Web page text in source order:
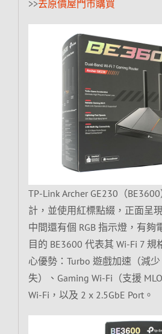
>>去原價屋門市購買
TP-Link Archer GE230（
計，並使用紅標點綴，正面呈
中間還有個 RGB 指示燈，有夠
目的 BE3600 代表其 Wi-Fi 7
心優勢：Turbo 遊戲加速（減
失）、Gaming Wi-Fi（支援
Wi-Fi，以及 2 x 2.5GbE Port。